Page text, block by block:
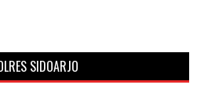
SIDOARJO